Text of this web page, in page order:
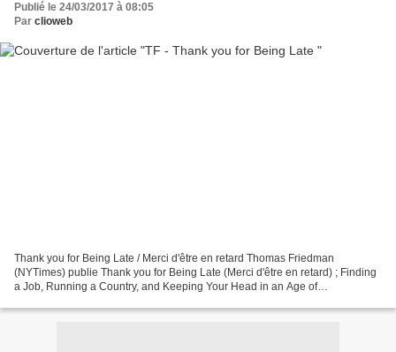
Publié le 24/03/2017 à 08:05
Par clioweb
Thank you for Being Late / Merci d'être en retard Thomas Friedman
(NYTimes) publie Thank you for Being Late (Merci d'être en retard) ; Finding
a Job, Running a Country, and Keeping Your Head in an Age of